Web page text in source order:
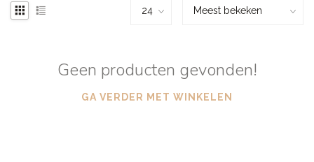
Geen producten gevonden!
GA VERDER MET WINKELEN